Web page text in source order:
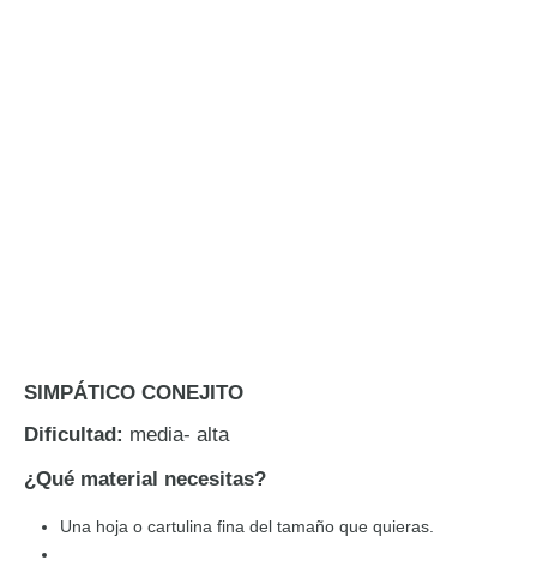
SIMPÁTICO CONEJITO
Dificultad: media- alta
¿Qué material necesitas?
Una hoja o cartulina fina del tamaño que quieras.